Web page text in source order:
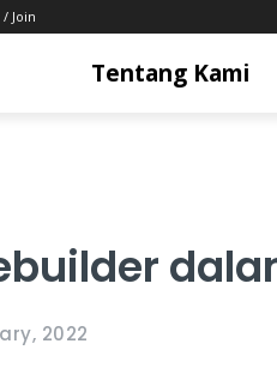
/ Join
Tentang Kami
2022